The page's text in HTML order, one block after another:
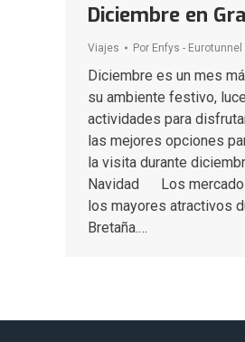
Diciembre en
Viajes Por Enfys - Eurotunnel
Diciembre es un mes
su ambiente festivo,
actividades para
las mejores opciones
la visita durante
Navidad Los
los mayores atractivos
Bretaña.…